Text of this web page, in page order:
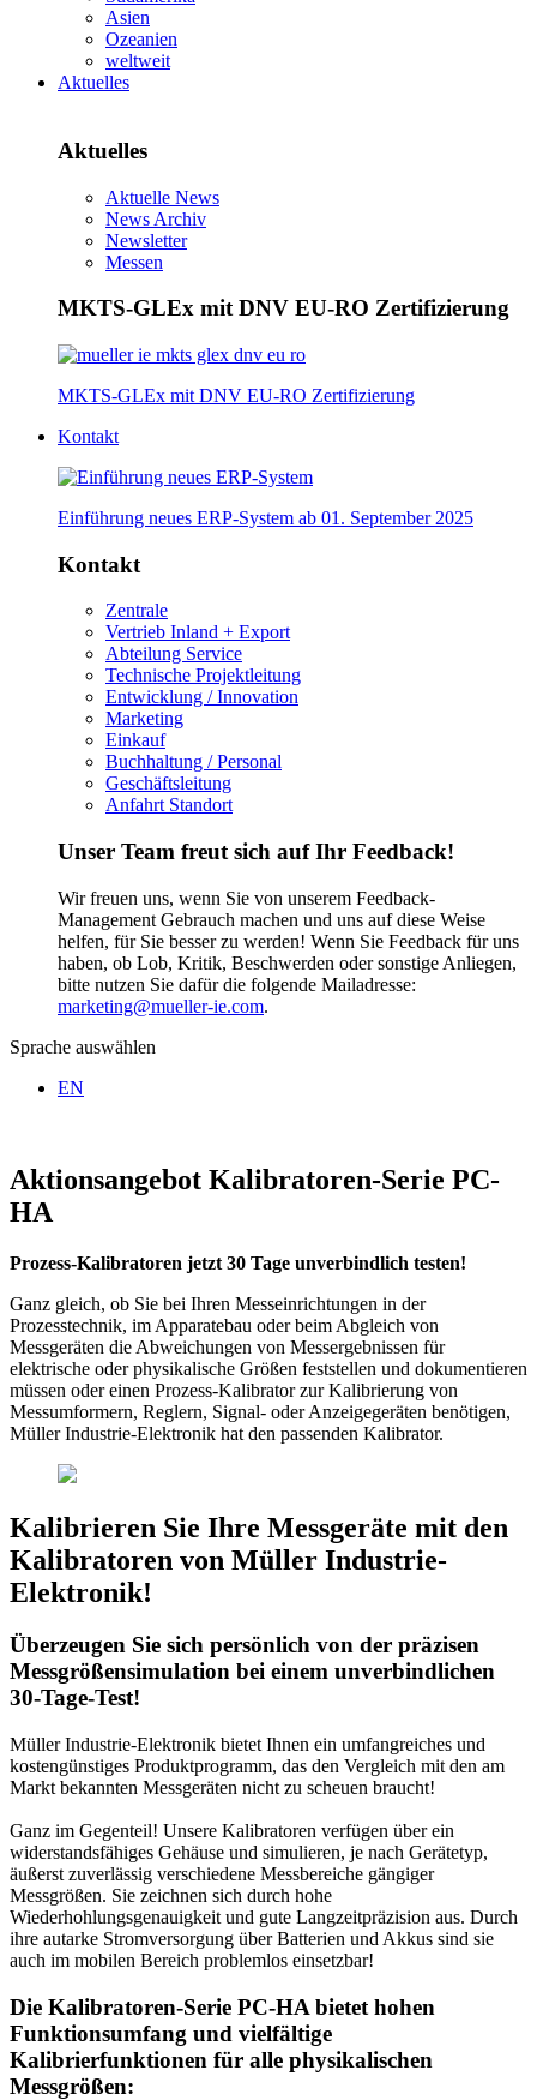
Asien
Ozeanien
weltweit
Aktuelles
Aktuelles
Aktuelle News
News Archiv
Newsletter
Messen
MKTS-GLEx mit DNV EU-RO Zertifizierung
MKTS-GLEx mit DNV EU-RO Zertifizierung
Kontakt
Einführung neues ERP-System ab 01. September 2025
Kontakt
Zentrale
Vertrieb Inland + Export
Abteilung Service
Technische Projektleitung
Entwicklung / Innovation
Marketing
Einkauf
Buchhaltung / Personal
Geschäftsleitung
Anfahrt Standort
Unser Team freut sich auf Ihr Feedback!
Wir freuen uns, wenn Sie von unserem Feedback-
Management Gebrauch machen und uns auf diese Weise
helfen, für Sie besser zu werden! Wenn Sie Feedback für uns
haben, ob Lob, Kritik, Beschwerden oder sonstige Anliegen,
bitte nutzen Sie dafür die folgende Mailadresse:
marketing@mueller-ie.com.
Sprache auswählen
EN
Aktionsangebot Kalibratoren-Serie PC-
HA
Prozess-Kalibratoren jetzt 30 Tage unverbindlich testen!
Ganz gleich, ob Sie bei Ihren Messeinrichtungen in der
Prozesstechnik, im Apparatebau oder beim Abgleich von
Messgeräten die Abweichungen von Messergebnissen für
elektrische oder physikalische Größen feststellen und dokumentieren
müssen oder einen Prozess-Kalibrator zur Kalibrierung von
Messumformern, Reglern, Signal- oder Anzeigegeräten benötigen,
Müller Industrie-Elektronik hat den passenden Kalibrator.
Kalibrieren Sie Ihre Messgeräte mit den
Kalibratoren von Müller Industrie-
Elektronik!
Überzeugen Sie sich persönlich von der präzisen
Messgrößensimulation bei einem unverbindlichen
30-Tage-Test!
Müller Industrie-Elektronik bietet Ihnen ein umfangreiches und
kostengünstiges Produktprogramm, das den Vergleich mit den am
Markt bekannten Messgeräten nicht zu scheuen braucht!
Ganz im Gegenteil! Unsere Kalibratoren verfügen über ein
widerstandsfähiges Gehäuse und simulieren, je nach Gerätetyp,
äußerst zuverlässig verschiedene Messbereiche gängiger
Messgrößen. Sie zeichnen sich durch hohe
Wiederhohlungsgenauigkeit und gute Langzeitpräzision aus. Durch
ihre autarke Stromversorgung über Batterien und Akkus sind sie
auch im mobilen Bereich problemlos einsetzbar!
Die Kalibratoren-Serie PC-HA bietet hohen
Funktionsumfang und vielfältige
Kalibrierfunktionen für alle physikalischen
Messgrößen: